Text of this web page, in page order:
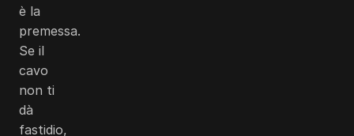
è la
premessa.
Se il
cavo
non ti
dà
fastidio,